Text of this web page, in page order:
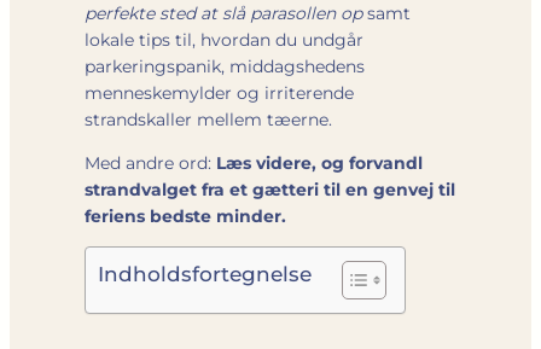
perfekte sted at slå parasollen opsamt
lokale tips til, hvordan du undgår
parkerings­panik, middags­hedens
menneskemylder og irriterende
strandskaller mellem tæerne.
Med andre ord: Læs videre, og forvandl
strandvalget fra et gætteri til en genvej til
feriens bedste minder.
Indholdsfortegnelse